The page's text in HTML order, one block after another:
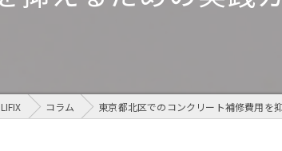
コラム 東京都北区でのコンクリート補修費用を